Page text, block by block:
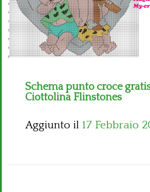
Thun
Schema punto croce
Ciottolina Flinstones
Aggiunto il 17 Febbraio